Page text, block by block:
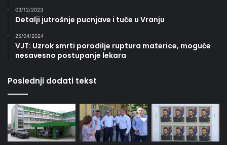
03/12/2023
Detalji jutrošnje pucnjave i tuče u Vranju
25/04/2024
VJT: Uzrok smrti porodilje ruptura materice, moguće
nesavesno postupanje lekara
Poslednji dodati tekst